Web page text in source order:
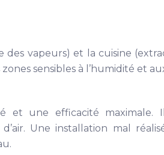
vapeurs) et la cuisine
sensibles à l’humidité et
et une efficacité
Une installation mal